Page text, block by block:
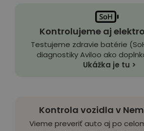
Kontrolujeme aj
Testujeme zdravie batérie
diagnostiky Aviloo ako
Ukážka je tu >
Kontrola vozidla v
Vieme preveriť auto aj po